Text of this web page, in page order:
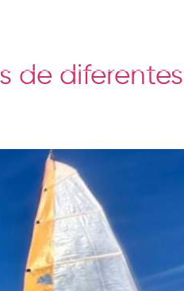
de diferentes